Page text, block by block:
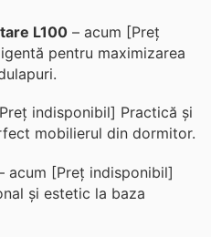
L100 – acum [Preț
pentru maximizarea
indisponibil] Practică și
mobilierul din dormitor.
acum [Preț indisponibil]
și estetic la baza